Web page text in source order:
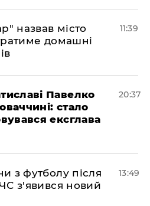
назвав місто
домашні
11:39
Павелко
стало
ексглава
20:37
з футболу після
з'явився новий
13:49